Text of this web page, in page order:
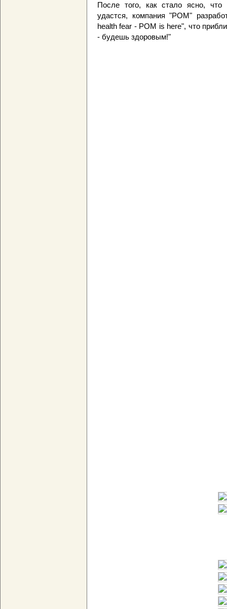
После того, как стало ясно,
удастся, компания "РОМ"
health fear - POM is here", что
- будешь здоровым!"